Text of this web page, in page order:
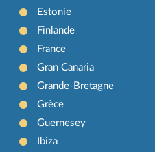
Estonie
Finlande
France
Gran Canaria
Grande-Bretagne
Grèce
Guernesey
Ibiza